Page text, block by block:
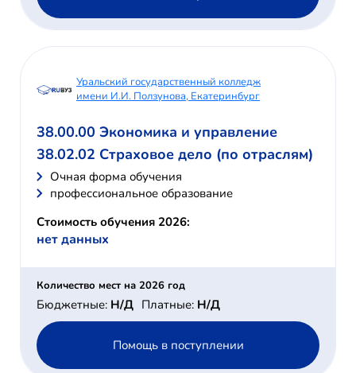
Уральский государственный колледж
имени И.И. Ползунова, Екатеринбург
38.00.00 Экономика и управление
38.02.02 Страховое дело (по отраслям)
Очная форма обучения
профессиональное образование
Стоимость обучения 2026:
нет данных
Количество мест на 2026 год
Бюджетные: Н/Д Платные: Н/Д
Помощь в поступлении